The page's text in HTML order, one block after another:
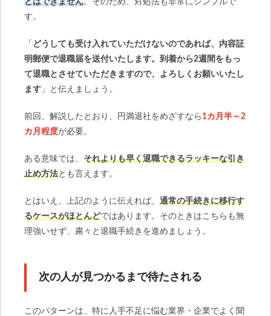
す。
「 どうしても受け入れていただけないのであれば、内容証
明郵便で退職届を送付いたします。到着から2週間をもっ
て退職とさせていただきますので、よろしくお願いいたし
ます 」と伝えましょう。
前回、解説したとおり、円満退社をめざすなら 1カ月半～2
カ月程度が必要。
ある意味では、 それよりも早く退職できるラッキーな引き
止め方法とも言えます。
とはいえ、上記のように伝えれば、 通常の手続きに移行す
るケースがほとんどではあります。そのときはこちらも無
理強いせず、粛々と退職手続きを進めましょう。
次の人が見つかるまで待たされる
このパターンは、特に人手不足に悩む業界・企業でよく聞